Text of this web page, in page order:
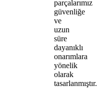
parçalarımız
güvenliğe
ve
uzun
süre
dayanıklı
onarımlara
yönelik
olarak
tasarlanmıştır.